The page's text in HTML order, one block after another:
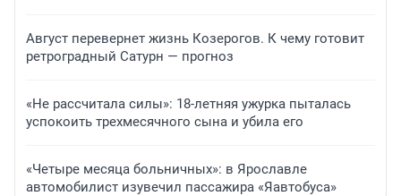
Август перевернет жизнь Козерогов. К чему готовит
ретроградный Сатурн — прогноз
«Не рассчитала силы»: 18-летняя ужурка пыталась
успокоить трехмесячного сына и убила его
«Четыре месяца больничных»: в Ярославле
автомобилист изувечил пассажира «Яавтобуса»